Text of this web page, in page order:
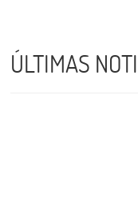
ÚLTIMAS